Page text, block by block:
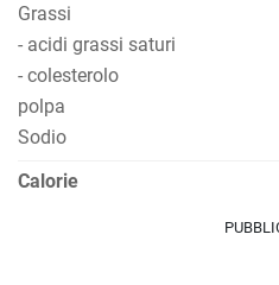
Grassi
- acidi grassi saturi
- colesterolo
polpa
Sodio
Calorie